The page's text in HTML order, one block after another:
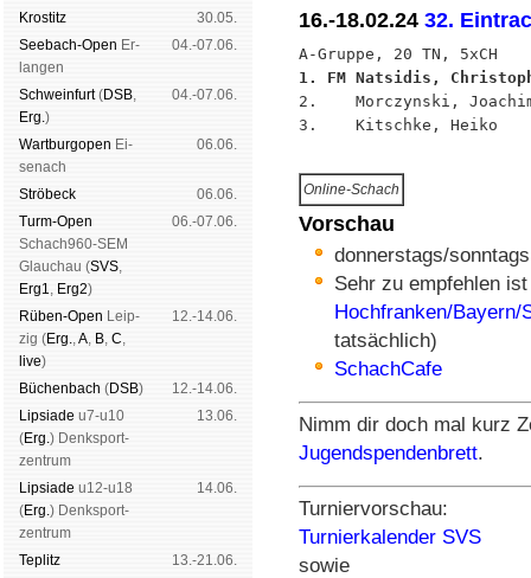
Kros­titz
30.05.
See­bach-Open Er­
lan­gen
04.-07.06.
Schwein­furt(DSB,
Erg.)
04.-07.06.
Wart­burg­open Ei­
se­nach
06.06.
Strö­beck
06.06.
Turm-Open
Schach960-SEM
Glau­chau (SVS,
Erg1, Erg2)
06.-07.06.
Rüben-Open Leip­
zig (Erg.,A, B, C,
live)
12.-14.06.
Büchen­bach (DSB)
12.-14.06.
Lipsiade u7-u10
(Erg.) Denk­sport­
zen­trum
13.06.
Lipsiade u12-u18
(Erg.) Denk­sport­
zen­trum
14.06.
Tep­litz
13.-21.06.
16.-18.02.24 32.
1. FM Natsidis,
2.    Morczynski,
3.    Kitschke, Heiko
Online-Schach
Vorschau
donnerstags/
Sehr zu empfehlen
Hochfranken/Bayern/
tatsächlich)
SchachCafe
Nimm dir doch mal kurz
Jugendspendenbrett.
Turniervorschau:
Turnierkalender SVS
sowie